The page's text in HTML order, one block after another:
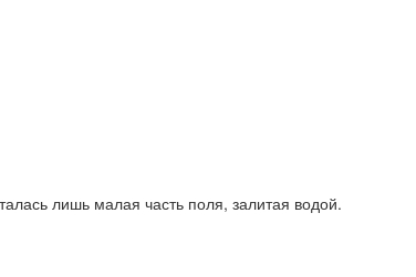
лишь малая часть поля, залитая водой.